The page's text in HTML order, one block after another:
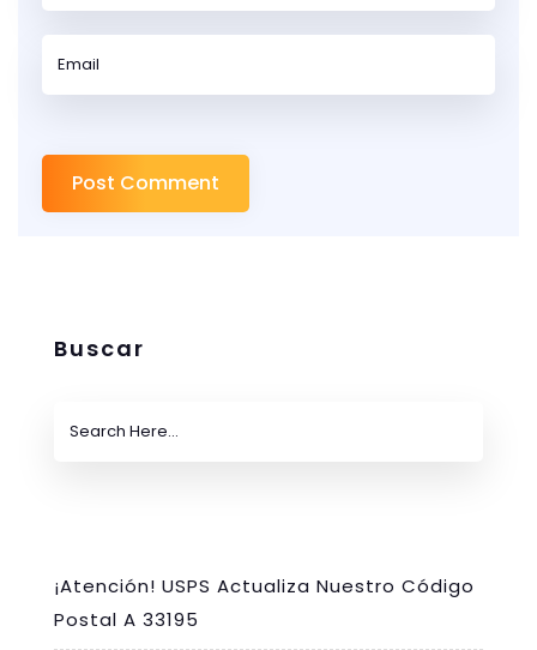
Buscar
¡Atención! USPS Actualiza Nuestro Código
Postal A 33195